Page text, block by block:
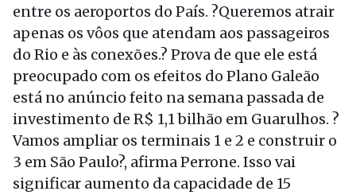
entre os aeroportos do País. ?Queremos atrair
apenas os vôos que atendam aos passageiros
do Rio e às conexões.? Prova de que ele está
preocupado com os efeitos do Plano Galeão
está no anúncio feito na semana passada de
investimento de R$ 1,1 bilhão em Guarulhos. ?
Vamos ampliar os terminais 1 e 2 e construir o
3 em São Paulo?, afirma Perrone. Isso vai
significar aumento da capacidade de 15